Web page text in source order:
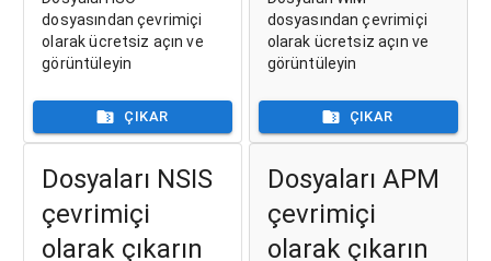
dosyasından çevrimiçi
olarak ücretsiz açın ve
görüntüleyin
ÇIKAR
dosyasından çevrimiçi
olarak ücretsiz açın ve
görüntüleyin
ÇIKAR
Dosyaları NSIS
çevrimiçi
olarak çıkarın
Dosyaları APM
çevrimiçi
olarak çıkarın